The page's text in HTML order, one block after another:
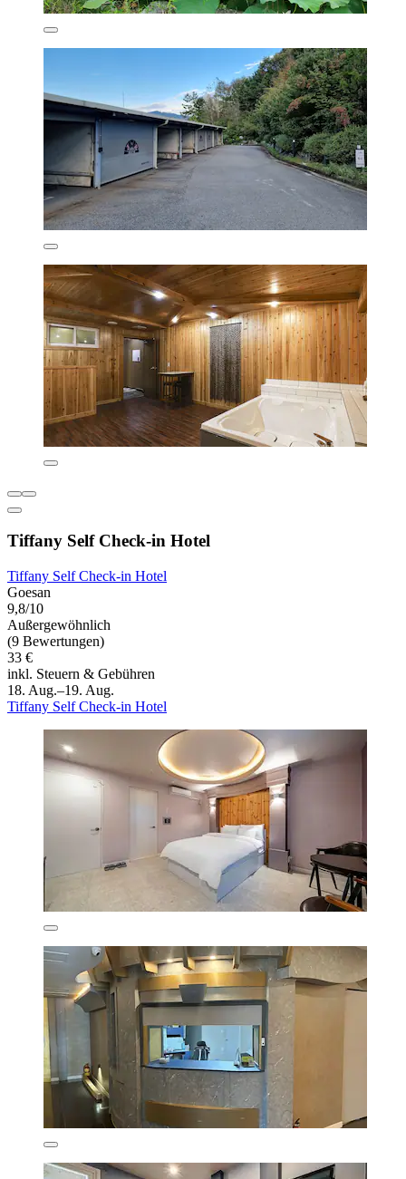
Tiffany Self Check-in Hotel
Tiffany Self Check-in Hotel
Goesan
9,8/10
Außergewöhnlich
(9 Bewertungen)
33 €
inkl. Steuern & Gebühren
18. Aug.–19. Aug.
Tiffany Self Check-in Hotel